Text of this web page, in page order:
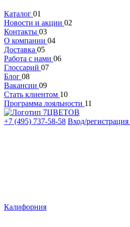
Каталог 01
Новости и акции 02
Контакты 03
О компании 04
Доставка 05
Работа с нами 06
Глоссарий 07
Блог 08
Вакансии 09
Стать клиентом 10
Программа лояльности 11
+7 (495) 737-58-58 Вход/регистрация
Калифорния